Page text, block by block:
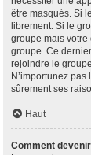
être masqués. Si
librement. Si le
groupe mais votre
groupe. Ce
rejoindre le
N’importunez
sûrement ses
Haut
Comment